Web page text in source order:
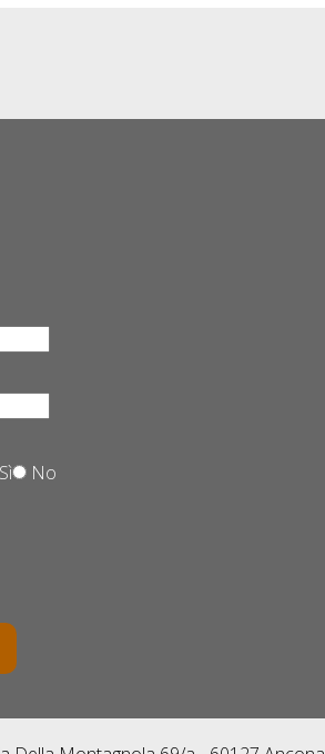
Sì No